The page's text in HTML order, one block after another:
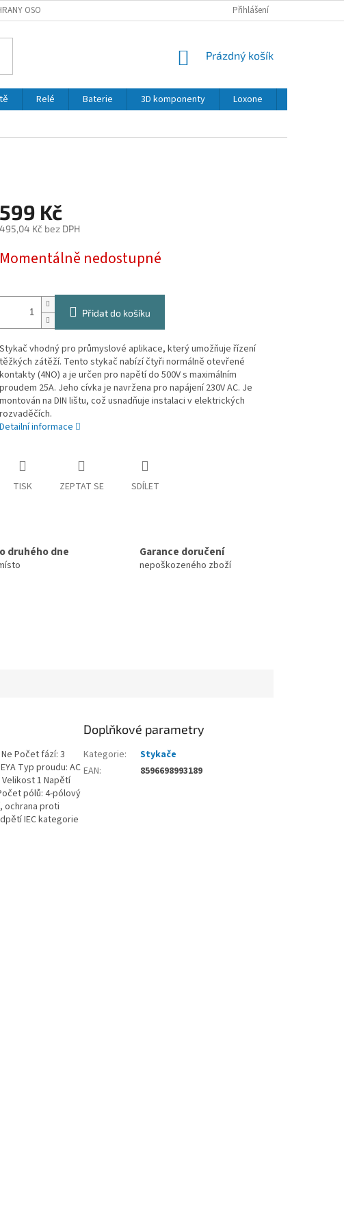
OSOBNÍCH ÚDAJŮ Přihlášení
NÁKUPNÍ
Prázdný košík
Relé Baterie 3D komponenty Loxone
599 Kč
495,04 Kč bez DPH
cena:
Momentálně nedostupné
Přidat do košíku
Stykač vhodný pro průmyslové aplikace, který umožňuje řízení
těžkých zátěží. Tento stykač nabízí čtyři normálně otevřené
kontakty (4NO) a je určen pro napětí do 500V s maximálním
proudem 25A. Jeho cívka je navržena pro napájení 230V AC. Je
montován na DIN lištu, což usnadňuje instalaci v elektrických
rozvaděčích.
Detailní informace
TISK ZEPTAT SE SDÍLET
druhého dne Garance doručení
nepoškozeného zboží
Počet fází: 3
Typ proudu: AC
1 Napětí
pólů: 4-pólový
ochrana proti
IEC kategorie
Doplňkové parametry
Kategorie:
Stykače
EAN: 8596698993189